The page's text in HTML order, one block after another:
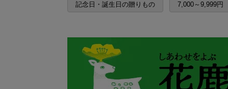
記念日・誕生日の贈りもの 7,000～9,999円